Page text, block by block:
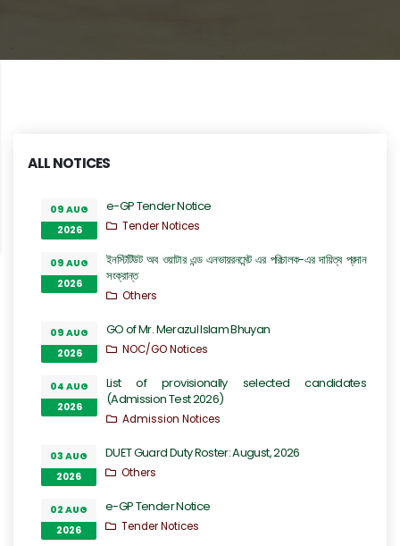
ALL NOTICES
09 AUG
2026
e-GP Tender Notice
Tender Notices
09 AUG
2026
ইনস্টিটিউট অব ওয়াটার এন্ড এনভায়রনমেন্ট এর পরিচালক-এর দায়িত্ব প্রদান
সংক্রান্ত
Others
09 AUG
2026
GO of Mr. Merazul Islam Bhuyan
NOC/GO Notices
04 AUG
2026
List of provisionally selected candidates
(Admission Test 2026)
Admission Notices
03 AUG
2026
DUET Guard Duty Roster: August, 2026
Others
02 AUG
2026
e-GP Tender Notice
Tender Notices